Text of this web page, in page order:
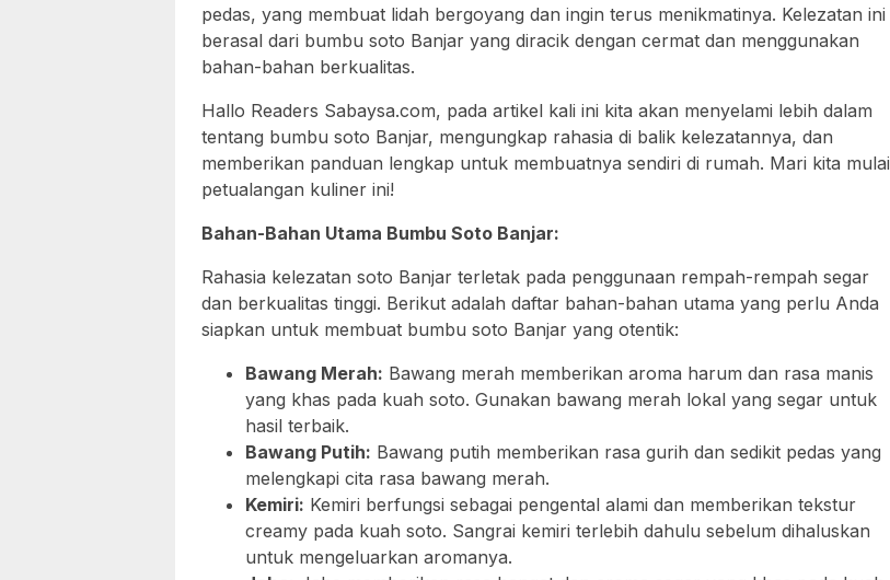
pedas, yang membuat lidah bergoyang dan ingin terus menikmatinya. Kelezatan ini
berasal dari bumbu soto Banjar yang diracik dengan cermat dan menggunakan
bahan-bahan berkualitas.
Hallo Readers Sabaysa.com, pada artikel kali ini kita akan menyelami lebih dalam
tentang bumbu soto Banjar, mengungkap rahasia di balik kelezatannya, dan
memberikan panduan lengkap untuk membuatnya sendiri di rumah. Mari kita mulai
petualangan kuliner ini!
Bahan-Bahan Utama Bumbu Soto Banjar:
Rahasia kelezatan soto Banjar terletak pada penggunaan rempah-rempah segar
dan berkualitas tinggi. Berikut adalah daftar bahan-bahan utama yang perlu Anda
siapkan untuk membuat bumbu soto Banjar yang otentik:
Bawang Merah: Bawang merah memberikan aroma harum dan rasa manis
yang khas pada kuah soto. Gunakan bawang merah lokal yang segar untuk
hasil terbaik.
Bawang Putih: Bawang putih memberikan rasa gurih dan sedikit pedas yang
melengkapi cita rasa bawang merah.
Kemiri: Kemiri berfungsi sebagai pengental alami dan memberikan tekstur
creamy pada kuah soto. Sangrai kemiri terlebih dahulu sebelum dihaluskan
untuk mengeluarkan aromanya.